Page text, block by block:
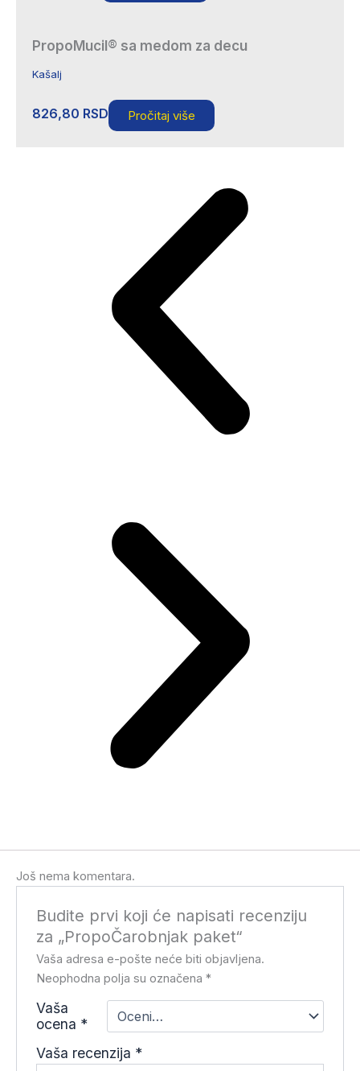
PropoMucil® sa medom za decu
Kašalj
826,80 RSD Pročitaj više
Još nema komentara.
Budite prvi koji će napisati recenziju
za „PropoČarobnjak paket“
Vaša adresa e-pošte neće biti objavljena.
Neophodna polja su označena*
Vaša
ocena *
Vaša recenzija *